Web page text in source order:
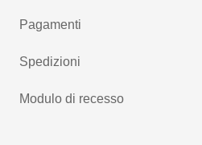
Pagamenti
Spedizioni
Modulo di recesso